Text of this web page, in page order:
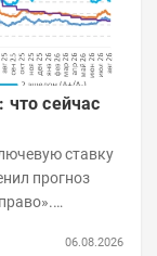
сейчас
ставку
прогноз
06.08.2026